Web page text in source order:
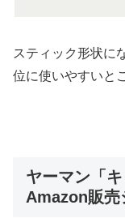
スティック形状に
位に使いやすいと
ヤーマン「
Amazon販売